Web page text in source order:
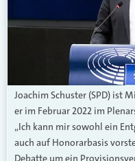
Joachim Schuster (SPD) ist
er im Februar 2022 im
„Ich kann mir sowohl ein
auch auf Honorarbasis
Debatte um ein